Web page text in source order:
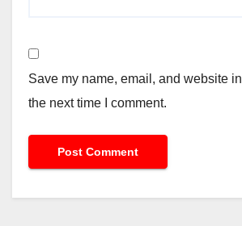
Save my name, email, and website
the next time I comment.